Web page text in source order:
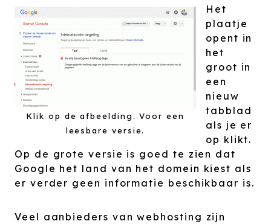
Klik op de afbeelding. Voor een
leesbare versie.
Het
plaatje
opent in
het
groot in
een
nieuw
tabblad
als je er
op klikt.
Op de grote versie is goed te zien dat
Google het land van het domein kiest als
er verder geen informatie beschikbaar is.
Veel aanbieders van webhosting zijn